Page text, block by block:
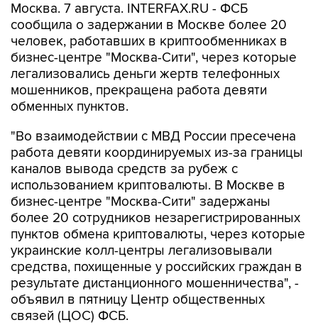
Москва. 7 августа. INTERFAX.RU - ФСБ
сообщила о задержании в Москве более 20
человек, работавших в криптообменниках в
бизнес-центре "Москва-Сити", через которые
легализовались деньги жертв телефонных
мошенников, прекращена работа девяти
обменных пунктов.
"Во взаимодействии с МВД России пресечена
работа девяти координируемых из-за границы
каналов вывода средств за рубеж с
использованием криптовалюты. В Москве в
бизнес-центре "Москва-Сити" задержаны
более 20 сотрудников незарегистрированных
пунктов обмена криптовалюты, через которые
украинские колл-центры легализовывали
средства, похищенные у российских граждан в
результате дистанционного мошенничества", -
объявил в пятницу Центр общественных
связей (ЦОС) ФСБ.